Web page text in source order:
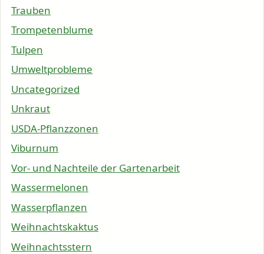
Trauben
Trompetenblume
Tulpen
Umweltprobleme
Uncategorized
Unkraut
USDA-Pflanzzonen
Viburnum
Vor- und Nachteile der Gartenarbeit
Wassermelonen
Wasserpflanzen
Weihnachtskaktus
Weihnachtsstern